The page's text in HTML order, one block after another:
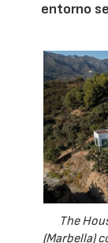
entorno
The
(Marbella)